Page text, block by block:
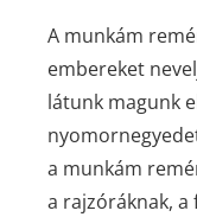
A munkám
embereket
látunk magunk
a munkám
a rajzóráknak,